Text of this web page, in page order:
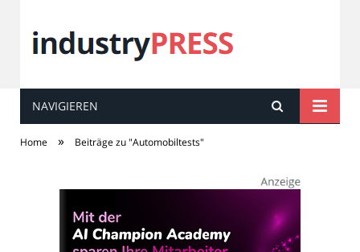
industryPRESS
NAVIGIEREN
Home » Beiträge zu "Automobiltests"